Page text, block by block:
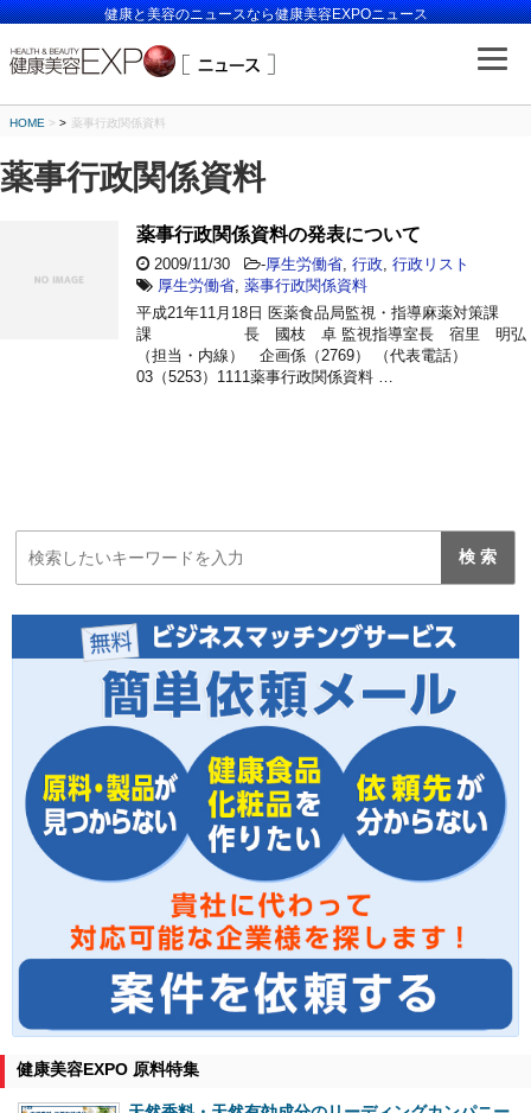
健康と美容のニュースなら健康美容EXPOニュース
HOME > 薬事行政関係資料
薬事行政関係資料
薬事行政関係資料の発表について
2009/11/30 -厚生労働省 行政 行政リスト
厚生労働省 薬事行政関係資料
平成21年11月18日 医薬食品局監視・指導麻薬対策課
課 長 國枝 卓 監視指導室長 宿里 明弘
（担当・内線） 企画係（2769） （代表電話）
03（5253）1111薬事行政関係資料 …
健康美容EXPO 原料特集